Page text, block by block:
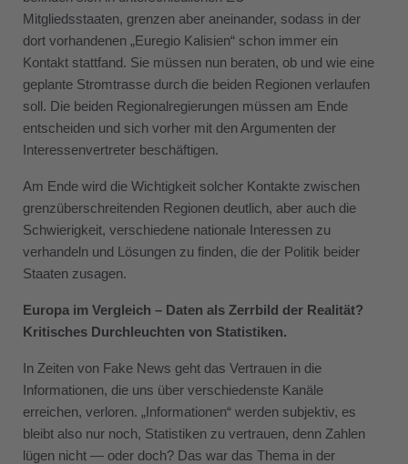
Mitgliedsstaaten, grenzen aber aneinander, sodass in der
dort vorhandenen „Euregio Kalisien“ schon immer ein
Kontakt stattfand. Sie müssen nun beraten, ob und wie eine
geplante Stromtrasse durch die beiden Regionen verlaufen
soll. Die beiden Regionalregierungen müssen am Ende
entscheiden und sich vorher mit den Argumenten der
Interessenvertreter beschäftigen.
Am Ende wird die Wichtigkeit solcher Kontakte zwischen
grenzüberschreitenden Regionen deutlich, aber auch die
Schwierigkeit, verschiedene nationale Interessen zu
verhandeln und Lösungen zu finden, die der Politik beider
Staaten zusagen.
Europa im Vergleich – Daten als Zerrbild der Realität?
Kritisches Durchleuchten von Statistiken.
In Zeiten von Fake News geht das Vertrauen in die
Informationen, die uns über verschiedenste Kanäle
erreichen, verloren. „Informationen“ werden subjektiv, es
bleibt also nur noch, Statistiken zu vertrauen, denn Zahlen
lügen nicht — oder doch? Das war das Thema in der